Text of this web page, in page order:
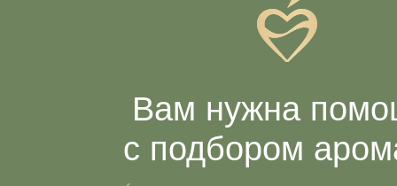
Вам нужна
с подбором
Заполните нашу анкету, а в ответ мы пришлем
объемный список ароматов, которые подходят
именно вам, и подарим -10% на первый заказ